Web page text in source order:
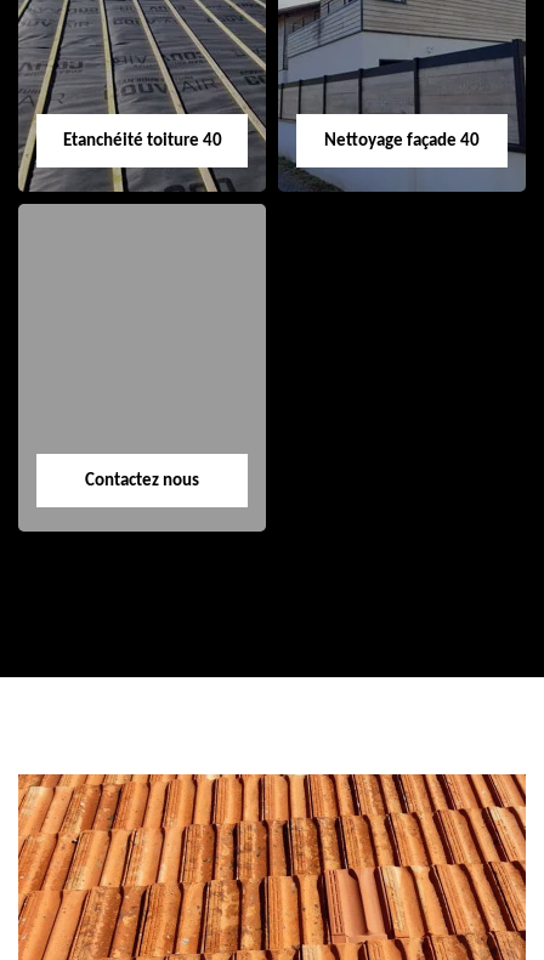
de gouttière 40
toiture 40
Etanchéité toiture 40 Nettoyage façade 40
Contactez nous